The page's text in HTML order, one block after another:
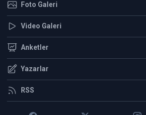
Foto Galeri
Video Galeri
Anketler
Yazarlar
RSS